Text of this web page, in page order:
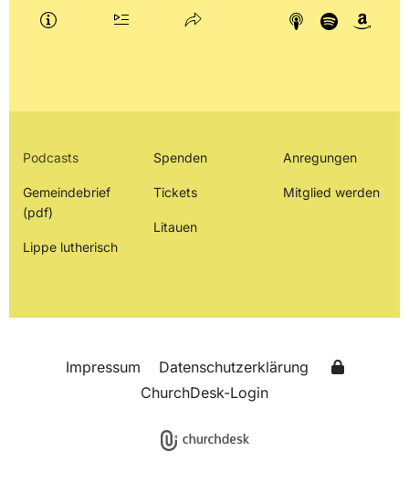
Podcasts
Gemeindebrief
(pdf)
Lippe lutherisch
Spenden
Tickets
Litauen
Anregungen
Mitglied werden
Impressum
Datenschutzerklärung
ChurchDesk-Login